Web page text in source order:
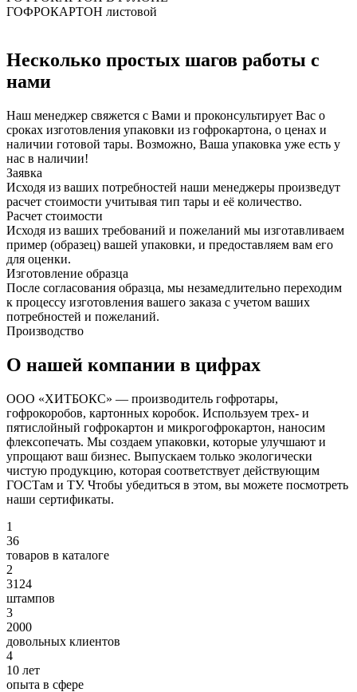
ГОФРОКАРТОН листовой
Несколько простых шагов работы с
нами
Наш менеджер свяжется с Вами и проконсультирует Вас о
сроках изготовления упаковки из гофрокартона, о ценах и
наличии готовой тары. Возможно, Ваша упаковка уже есть у
нас в наличии!
Заявка
Исходя из ваших потребностей наши менеджеры произведут
расчет стоимости учитывая тип тары и её количество.
Расчет стоимости
Исходя из ваших требований и пожеланий мы изготавливаем
пример (образец) вашей упаковки, и предоставляем вам его
для оценки.
Изготовление образца
После согласования образца, мы незамедлительно переходим
к процессу изготовления вашего заказа с учетом ваших
потребностей и пожеланий.
Производство
О нашей компании в цифрах
ООО «ХИТБОКС» — производитель гофротары,
гофрокоробов, картонных коробок. Используем трех- и
пятислойный гофрокартон и микрогофрокартон, наносим
флексопечать. Мы создаем упаковки, которые улучшают и
упрощают ваш бизнес. Выпускаем только экологически
чистую продукцию, которая соответствует действующим
ГОСТам и ТУ. Чтобы убедиться в этом, вы можете посмотреть
наши сертификаты.
1
36
товаров в каталоге
2
3124
штампов
3
2000
довольных клиентов
4
10 лет
опыта в сфере